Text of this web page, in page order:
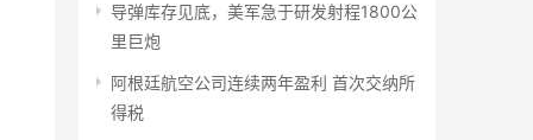
导弹库存见底，美军急于研发射程1800公
里巨炮
阿根廷航空公司连续两年盈利 首次交纳所
得税